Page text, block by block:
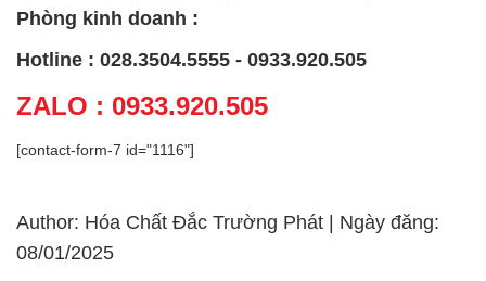
Phòng kinh doanh :
Hotline : 028.3504.5555 - 0933.920.505
ZALO : 0933.920.505
[contact-form-7 id="1116"]
Author: Hóa Chất Đắc Trường Phát | Ngày đăng:
08/01/2025